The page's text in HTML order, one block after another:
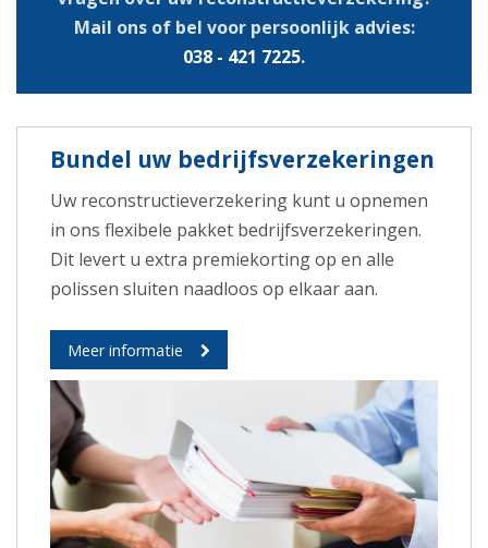
Mail ons of bel voor persoonlijk advies:
038 - 421 7225.
Bundel uw bedrijfsverzekeringen
Uw reconstructieverzekering kunt u opnemen
in ons flexibele pakket bedrijfsverzekeringen.
Dit levert u extra premiekorting op en alle
polissen sluiten naadloos op elkaar aan.
Meer informatie